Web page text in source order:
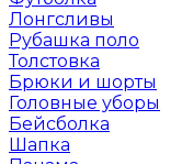
Лонгсливы
Рубашка поло
Толстовка
Брюки и шорты
Головные уборы
Бейсболка
Шапка